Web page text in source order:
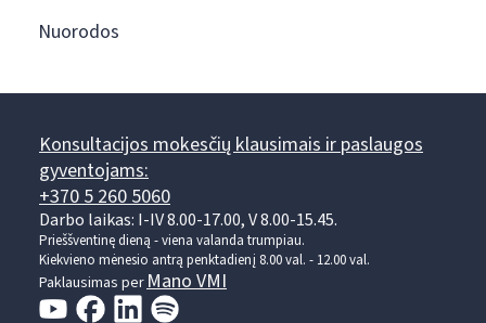
Nuorodos
Konsultacijos mokesčių klausimais ir paslaugos
gyventojams:
+370 5 260 5060
Darbo laikas: I-IV 8.00-17.00, V 8.00-15.45.
Prieššventinę dieną - viena valanda trumpiau.
Kiekvieno mėnesio antrą penktadienį 8.00 val. - 12.00 val.
Paklausimas perMano VMI